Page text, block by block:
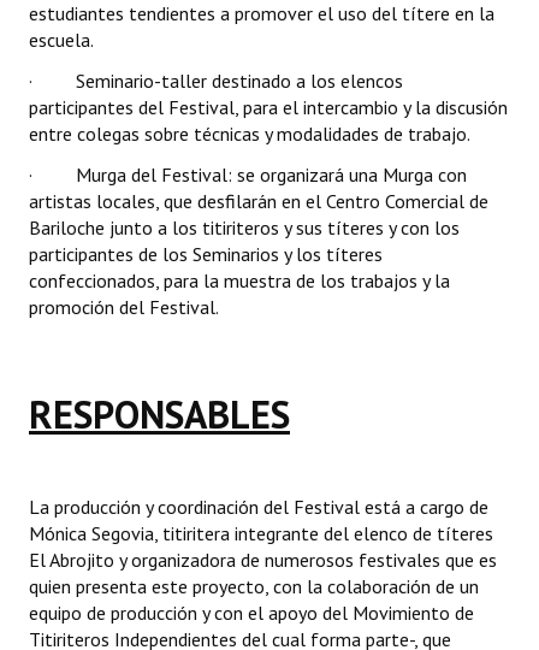
estudiantes tendientes a promover el uso del títere en la
escuela.
· Seminario-taller destinado a los elencos
participantes del Festival, para el intercambio y la discusión
entre colegas sobre técnicas y modalidades de trabajo.
· Murga del Festival: se organizará una Murga con
artistas locales, que desfilarán en el Centro Comercial de
Bariloche junto a los titiriteros y sus títeres y con los
participantes de los Seminarios y los títeres
confeccionados, para la muestra de los trabajos y la
promoción del Festival.
RESPONSABLES
La producción y coordinación del Festival está a cargo de
Mónica Segovia, titiritera integrante del elenco de títeres
El Abrojito y organizadora de numerosos festivales que es
quien presenta este proyecto, con la colaboración de un
equipo de producción y con el apoyo del Movimiento de
Titiriteros Independientes del cual forma parte-, que